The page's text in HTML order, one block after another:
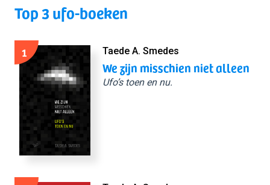
Top 3 ufo-boeken
1 Taede A. Smedes
We zijn misschien niet alleen
Ufo’s toen en nu.